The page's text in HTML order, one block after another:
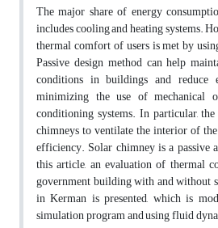
The major share of energy
includes cooling and heating systems.
thermal comfort of users is met by
Passive design method can help
conditions in buildings and reduce
minimizing the use of mechanical
conditioning systems. In particular,
chimneys to ventilate the interior of
efficiency. Solar chimney is a passive
this article, an evaluation of thermal
government building with and without
in Kerman is presented, which is
simulation program and using fluid